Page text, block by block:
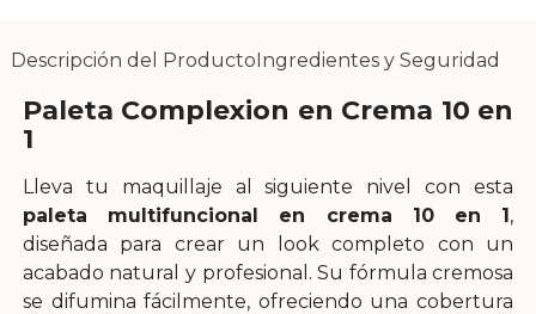
Descripción del ProductoIngredientes y Seguridad
Paleta Complexion en Crema 10 en
1
Lleva tu maquillaje al siguiente nivel con esta
paleta multifuncional en crema 10 en 1,
diseñada para crear un look completo con un
acabado natural y profesional. Su fórmula cremosa
se difumina fácilmente, ofreciendo una cobertura